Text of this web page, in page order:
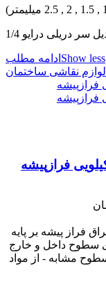
سر دریلی درایو 1/4
ادامه مطلب Show less
نقاشی ساختمان
فراز پیشه بر پایه
سطوح داخل و خارج
مشابه - از مواد